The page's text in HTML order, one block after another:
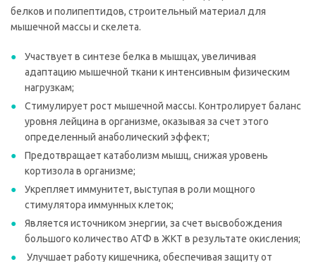
белков и полипептидов, строительный материал для
мышечной массы и скелета.
Участвует в синтезе белка в мышцах, увеличивая
адаптацию мышечной ткани к интенсивным физическим
нагрузкам;
Стимулирует рост мышечной массы. Контролирует баланс
уровня лейцина в организме, оказывая за счет этого
определенный анаболический эффект;
Предотвращает катаболизм мышц, снижая уровень
кортизола в организме;
Укрепляет иммунитет, выступая в роли мощного
стимулятора иммунных клеток;
Является источником энергии, за счет высвобождения
большого количество АТФ в ЖКТ в результате окисления;
Улучшает работу кишечника, обеспечивая защиту от